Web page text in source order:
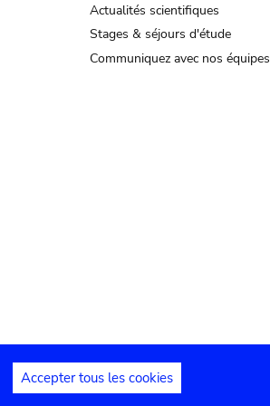
Actualités scientifiques
Stages & séjours d'étude
Communiquez avec nos équipes
Accepter tous les cookies